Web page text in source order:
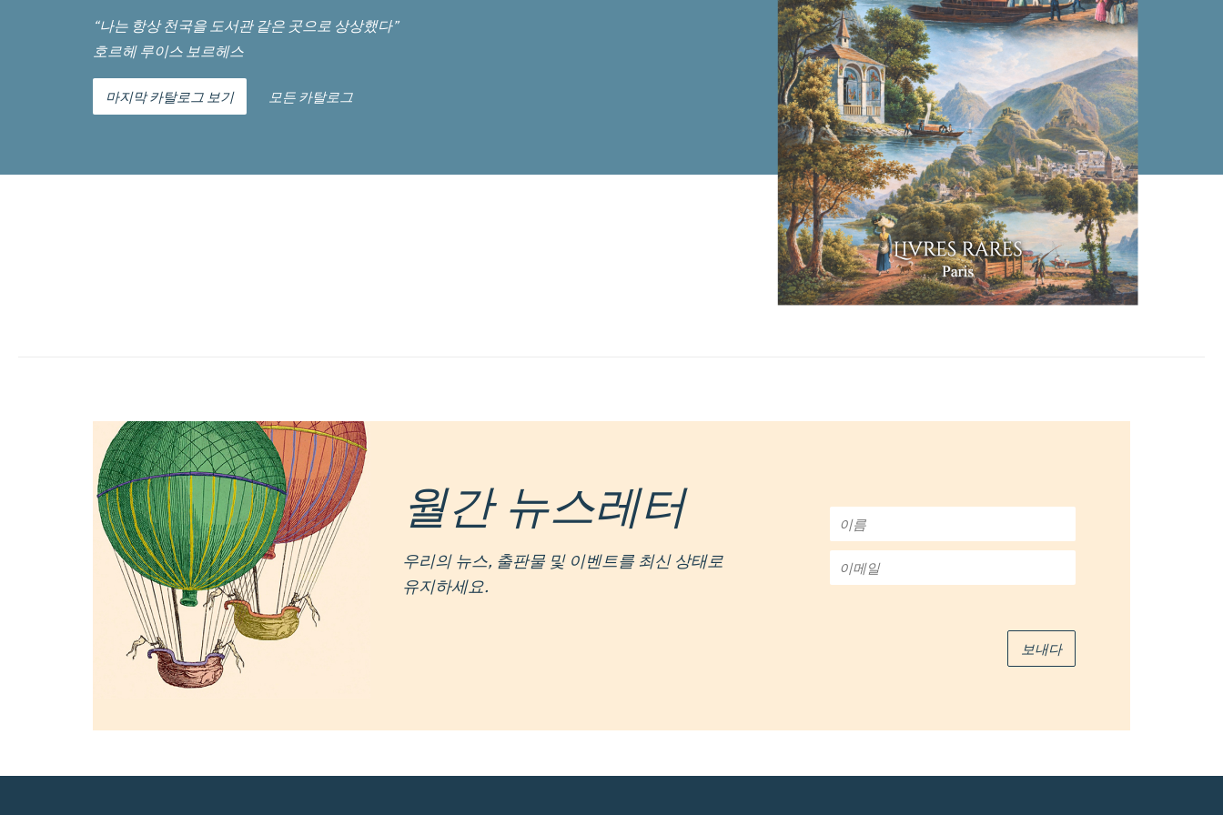
“나는 항상 천국을 도서관 같은 곳으로 상상했다”
호르헤 루이스 보르헤스
마지막 카탈로그 보기 모든 카탈로그
월간 뉴스레터
우리의 뉴스, 출판물 및 이벤트를 최신 상태로
유지하세요.
름
*
메
보내다